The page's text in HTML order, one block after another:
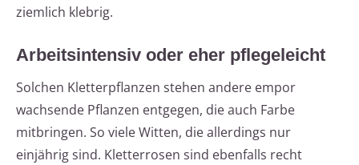
ziemlich klebrig.
Arbeitsintensiv oder eher pflegeleicht
Solchen Kletterpflanzen stehen andere empor
wachsende Pflanzen entgegen, die auch Farbe
mitbringen. So viele Witten, die allerdings nur
einjährig sind. Kletterrosen sind ebenfalls recht